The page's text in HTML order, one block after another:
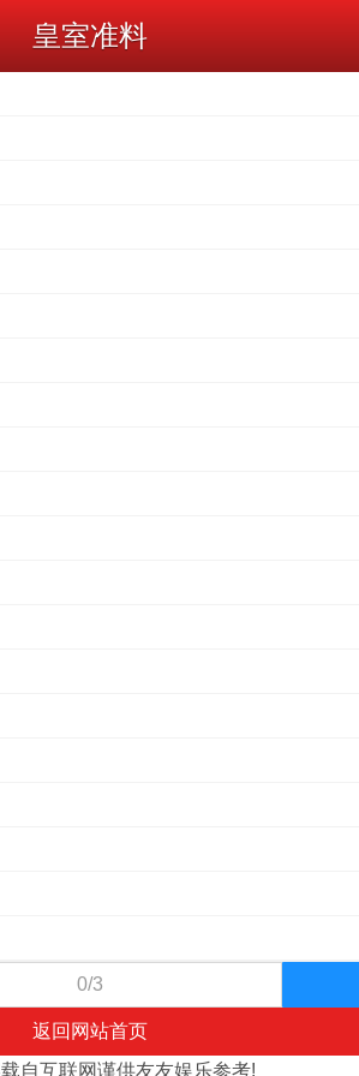
皇室准料
0/3
返回网站首页
自互联网谨供友友娱乐参考!